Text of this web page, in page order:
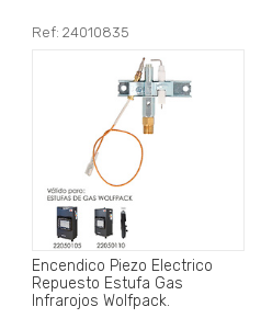
Ref: 24010835
Encendico Piezo Electrico
Repuesto Estufa Gas
Infrarojos Wolfpack.